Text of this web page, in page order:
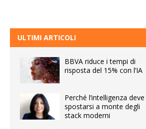
ULTIMI ARTICOLI
BBVA riduce i tempi di
risposta del 15% con l’IA
Perché l’intelligenza deve
spostarsi a monte degli
stack moderni